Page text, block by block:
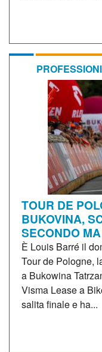
TOUR DE
BUKOVINA,
SECONDO
È Louis Barré il
Tour de Pologne,
a Bukowina
Visma Lease a
salita finale e ha...